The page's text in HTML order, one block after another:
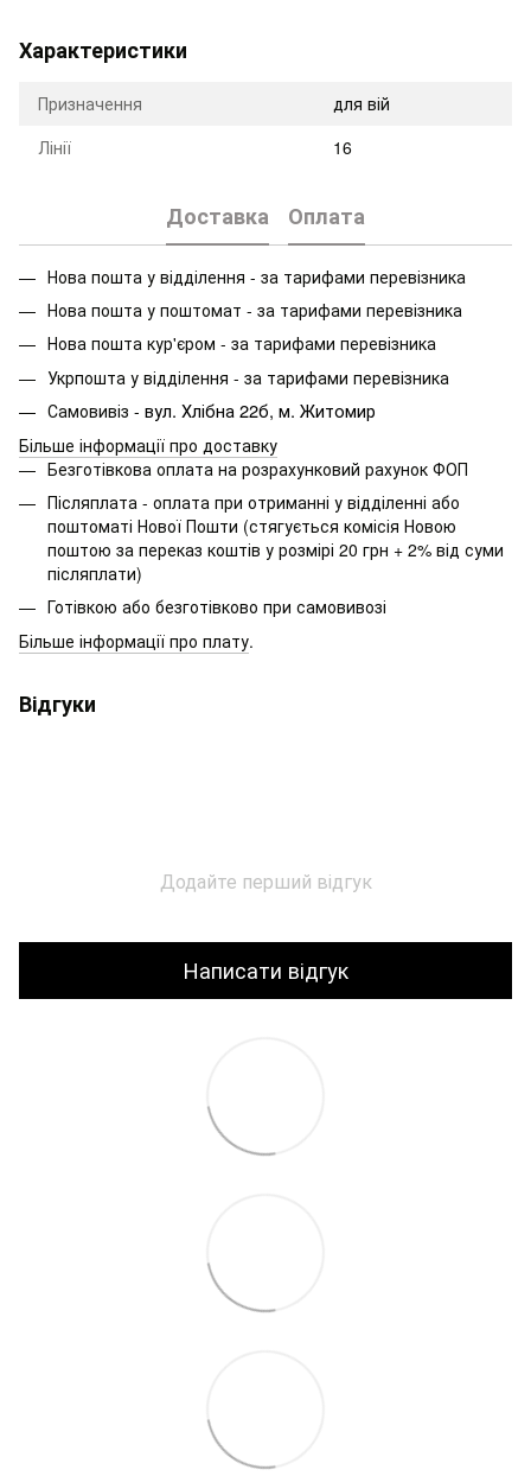
Характеристики
Призначення
для вій
Лінії
16
Доставка Оплата
Нова пошта у відділення - за тарифами перевізника
Нова пошта у поштомат - за тарифами перевізника
Нова пошта кур'єром - за тарифами перевізника
Укрпошта у відділення - за тарифами перевізника
Самовивіз - вул. Хлібна 22б, м. Житомир
Більше інформації про доставку
Безготівкова оплата на розрахунковий рахунок ФОП
Післяплата - оплата при отриманні у відділенні або
поштоматі Нової Пошти (стягується комісія Новою
поштою за переказ коштів у розмірі 20 грн + 2% від суми
післяплати)
Готівкою або безготівково при самовивозі
Більше інформації про плату.
Відгуки
Додайте перший відгук
Написати відгук